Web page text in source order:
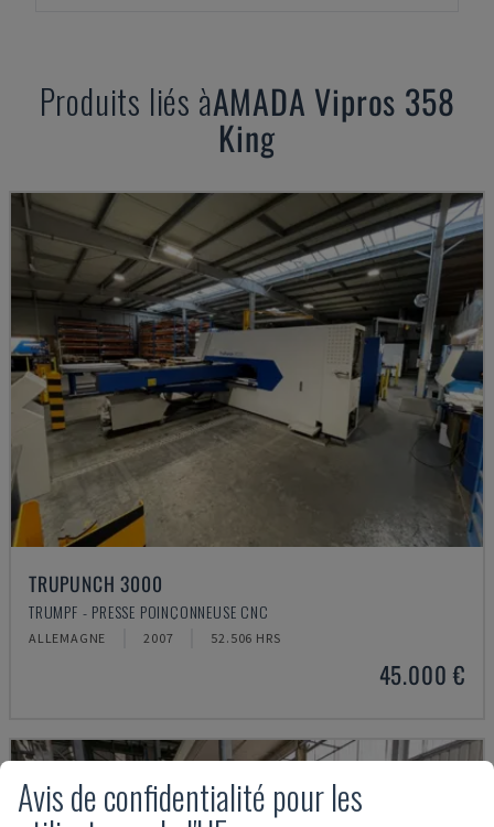
Produits liés àAMADA Vipros 358
King
TRUPUNCH 3000
TRUMPF - PRESSE POINÇONNEUSE CNC
ALLEMAGNE 2007 52.506 HRS
45.000 €
Avis de confidentialité pour les